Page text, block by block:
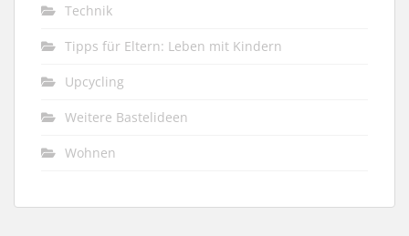
Technik
Tipps für Eltern: Leben mit Kindern
Upcycling
Weitere Bastelideen
Wohnen